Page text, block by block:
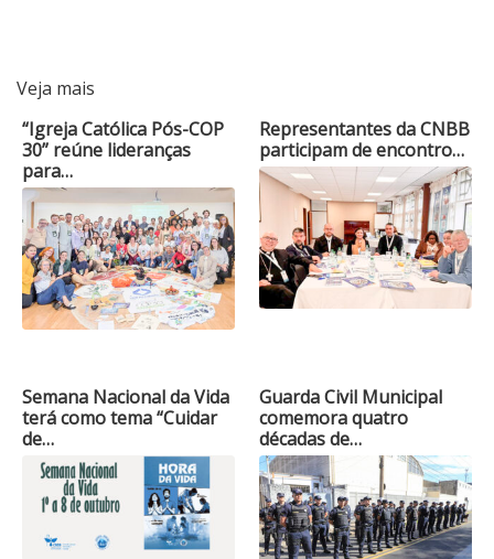
Veja mais
“Igreja Católica Pós-COP
30” reúne lideranças
para…
Representantes da CNBB
participam de encontro…
Semana Nacional da Vida
terá como tema “Cuidar
de…
Guarda Civil Municipal
comemora quatro
décadas de…